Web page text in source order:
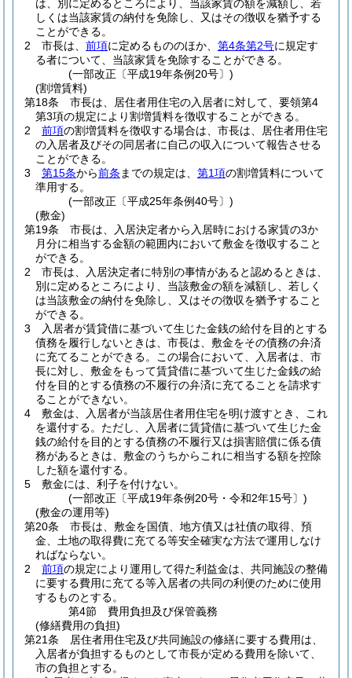
は、別に定めるところにより、当該家賃の額を減額し、若
しくは当該家賃の納付を免除し、又はその徴収を猶予する
ことができる。
2
市長は、 前項に定めるもののほか、 第4条第2号に規定す
る者について、当該家賃を免除することができる。
(一部改正〔平成19年条例20号〕)
(割増賃料)
第18条
市長は、居住者用住宅の入居者に対して、要領第4
第3項の規定により割増賃料を徴収することができる。
2
前項の割増賃料を徴収する場合は、市長は、居住者用住宅
の入居者及びその同居者に自己の収入について報告させる
ことができる。
3
第15条から前条 までの規定は、 第1項の割増賃料について
準用する。
(一部改正〔平成25年条例40号〕)
(敷金)
第19条
市長は、入居決定者から入居時における家賃の3か
月分に相当する金額の範囲内において敷金を徴収すること
ができる。
2
市長は、入居決定者に特別の事情があると認めるときは、
別に定めるところにより、当該敷金の額を減額し、若しく
は当該敷金の納付を免除し、又はその徴収を猶予すること
ができる。
3
入居者が賃貸借に基づいて生じた金銭の給付を目的とする
債務を履行しないときは、市長は、敷金をその債務の弁済
に充てることができる。
この場合において、入居者は、市
長に対し、敷金をもって賃貸借に基づいて生じた金銭の給
付を目的とする債務の不履行の弁済に充てることを請求す
ることができない。
4
敷金は、入居者が当該居住者用住宅を明け渡すとき、これ
を還付する。 ただし、入居者に賃貸借に基づいて生じた金
銭の給付を目的とする債務の不履行又は損害賠償に係る債
務があるときは、敷金のうちからこれに相当する額を控除
した額を還付する。
5
敷金には、利子を付けない。
(一部改正〔平成19年条例20号・令和2年15号〕)
(敷金の運用等)
第20条
市長は、敷金を国債、地方債又は社債の取得、預
金、土地の取得費に充てる等安全確実な方法で運用しなけ
ればならない。
2
前項の規定により運用して得た利益金は、共同施設の整備
に要する費用に充てる等入居者の共同の利便のために使用
するものとする。
第4節
費用負担及び保管義務
(修繕費用の負担)
第21条
居住者用住宅及び共同施設の修繕に要する費用は、
入居者が負担するものとして市長が定める費用を除いて、
市の負担とする。